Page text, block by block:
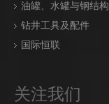
油罐、水罐与钢结构
钻井工具及配件
国际恒联
关注我们